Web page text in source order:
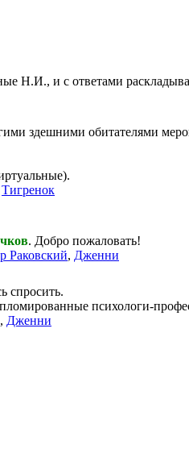
Н.И., и с ответами
здешними обитателями
Тигренок
. Добро пожаловать!
Раковский, Дженни
спросить.
психологи-
, Дженни